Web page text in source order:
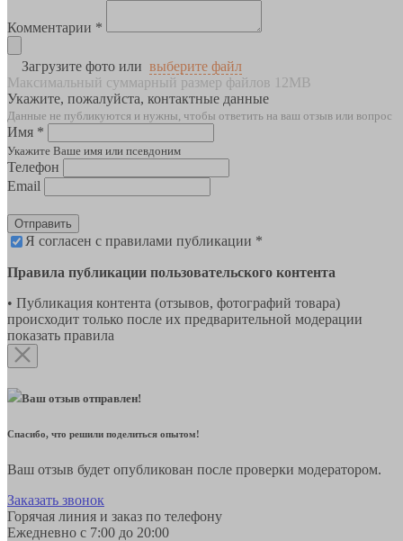
Комментарии *
Загрузите фото или выберите файл
Максимальный суммарный размер файлов 12MB
Укажите, пожалуйста, контактные данные
Данные не публикуются и нужны, чтобы ответить на ваш отзыв или вопрос
Имя *
Укажите Ваше имя или псевдоним
Телефон
Email
Отправить
Я согласен с правилами публикации *
Правила публикации пользовательского контента
• Публикация контента (отзывов, фотографий товара)
происходит только после их предварительной модерации
показать правила
Ваш отзыв отправлен!
Спасибо, что решили поделиться опытом!
Ваш отзыв будет опубликован после проверки модератором.
Заказать звонок
Горячая линия и заказ по телефону
Ежедневно с 7:00 до 20:00